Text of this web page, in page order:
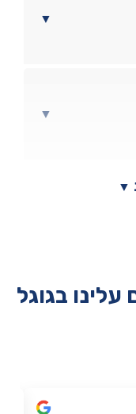
▼
▼
▼
בגוגל